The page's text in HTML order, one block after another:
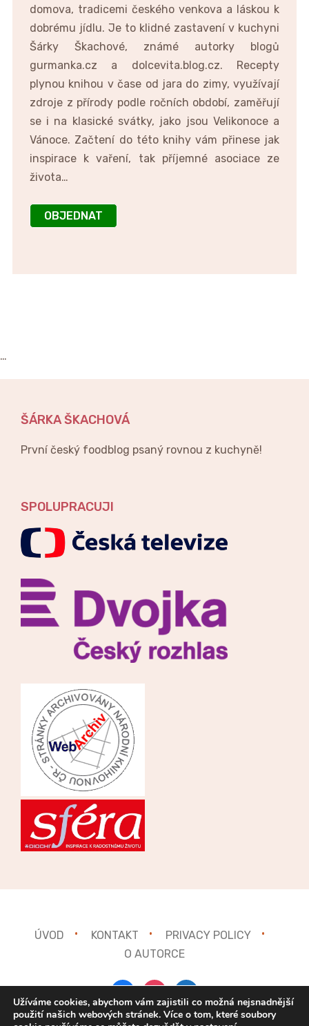
domova, tradicemi českého venkova a láskou k
dobrému jídlu. Je to klidné zastavení v kuchyni
Šárky Škachové, známé autorky blogů
gurmanka.cz a dolcevita.blog.cz. Recepty
plynou knihou v čase od jara do zimy, využívají
zdroje z přírody podle ročních období, zaměřují
se i na klasické svátky, jako jsou Velikonoce a
Vánoce. Začtení do této knihy vám přinese jak
inspirace k vaření, tak příjemné asociace ze
života…
OBJEDNAT
…
ŠÁRKA ŠKACHOVÁ
První český foodblog psaný rovnou z kuchyně!
SPOLUPRACUJI
ÚVOD KONTAKT
PRIVACY POLICY
O AUTORCE
facebookinstagram
mail
Užíváme cookies, abychom vám zajistili co možná nejsnadnější
použití našich webových stránek. Více o tom, které soubory